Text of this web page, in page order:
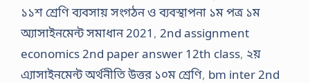
১১শ শ্রেণি ব্যবসায় সংগঠন ও ব্যবস্থাপনা ১ম পত্র ১ম
অ্যাসাইনমেন্ট সমাধান 2021 , 2nd assignment
economics 2nd paper answer 12th class, ২য়
এ্যাসাইনমেন্ট অর্থনীতি উত্তর ১০ম শ্রেণি, bm inter 2nd